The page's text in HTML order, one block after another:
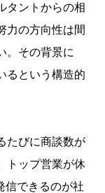
ントからの相
力の方向性は間
。その背景に
るという構造的
たびに商談数が
トップ営業が休
信できるのが社